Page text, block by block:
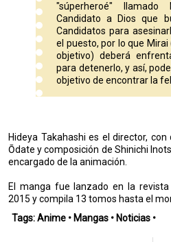
"súperheroé" llamado
Candidato a Dios que
Candidatos para
el puesto, por lo que
objetivo) deberá
para detenerlo, y así,
objetivo de encontrar la
Hideya Takahashi es el director,
Ōdate y composición de Shinichi
encargado de la animación.
El manga fue lanzado en la
2015 y compila 13 tomos hasta el
Tags:Anime • Mangas • Noticias •